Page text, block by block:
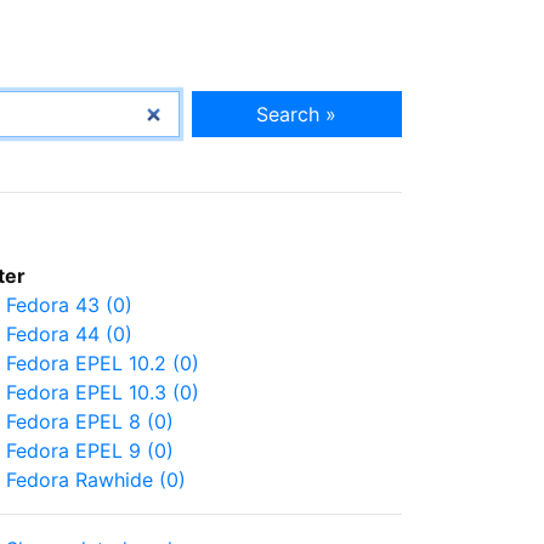
Search »
Fedora 43 (0)
Fedora 44 (0)
Fedora EPEL 10.2 (0)
Fedora EPEL 10.3 (0)
Fedora EPEL 8 (0)
Fedora EPEL 9 (0)
Fedora Rawhide (0)